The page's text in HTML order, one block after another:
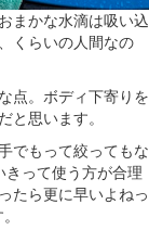
まかな水滴は吸い込
くらいの人間なの
点。ボディ下寄りを
思います。
でもって絞ってもな
って使う方が合理
たら更に早いよねっ